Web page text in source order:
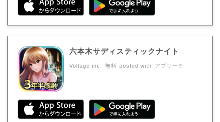
六本木サディスティックナイト
Voltage inc. 無料 posted with アプリーチ